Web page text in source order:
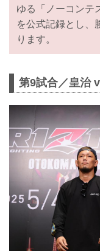
ゆる「ノーコンテ
を公式記録とし、
ります。
第9試合／皇治